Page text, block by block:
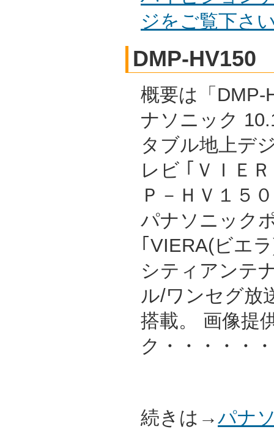
ジをご覧下さ
DMP-HV150
概要は「DMP-
ナソニック
タブル地上デ
レビ ｢ＶＩＥ
Ｐ－ＨＶ１５
パナソニック
｢VIERA(ビエ
シティアンテ
ル/ワンセグ放
搭載。 画像提
ク・・・・・
続きは→パナ